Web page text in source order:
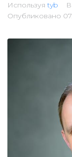
Используяtyb В
Опубликовано